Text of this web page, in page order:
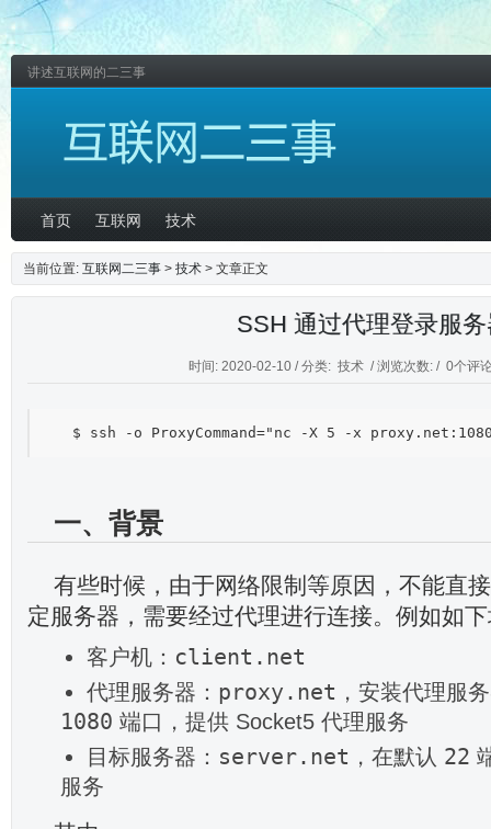
讲述互联网的二三事
首页 互联网 技术
当前位置: 互联网二三事 > 技术 > 文章正文
SSH 通过代理登录服
时间: 2020-02-10 / 分类: 技术 / 浏览次数: / 0个评
一、背景
有些时候，由于网络限制等原因，不能直
定服务器，需要经过代理进行连接。例如如
客户机： client.net
代理服务器： proxy.net ，安装代理服
1080 端口，提供 Socket5 代理服务
目标服务器： server.net ，在默认 22
服务